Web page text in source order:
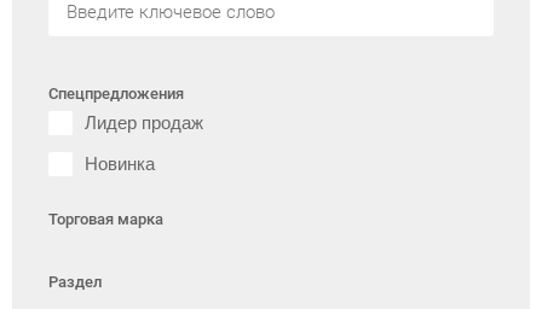
Спецпредложения
Лидер продаж
Новинка
Торговая марка
Раздел